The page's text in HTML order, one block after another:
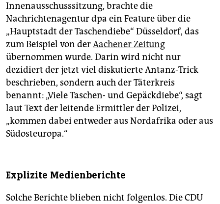
Innenausschusssitzung, brachte die
Nachrichtenagentur dpa ein Feature über die
„Hauptstadt der Taschendiebe“ Düsseldorf, das
zum Beispiel von derAachener Zeitung
übernommen wurde. Darin wird nicht nur
dezidiert der jetzt viel diskutierte Antanz-Trick
beschrieben, sondern auch der Täterkreis
benannt: „Viele Taschen- und Gepäckdiebe“, sagt
laut Text der leitende Ermittler der Polizei,
„kommen dabei entweder aus Nordafrika oder aus
Südosteuropa.“
Explizite Medienberichte
Solche Berichte blieben nicht folgenlos. Die CDU